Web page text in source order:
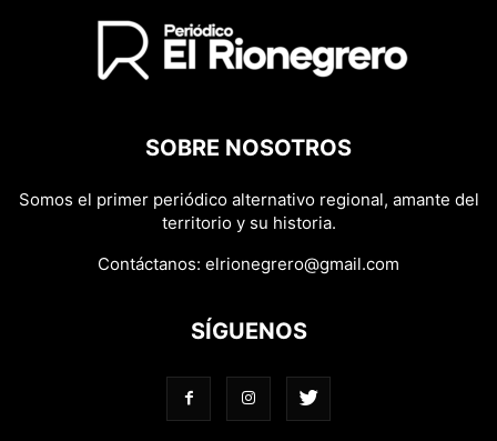
SOBRE NOSOTROS
Somos el primer periódico alternativo regional, amante del
territorio y su historia.
Contáctanos: elrionegrero@gmail.com
SÍGUENOS